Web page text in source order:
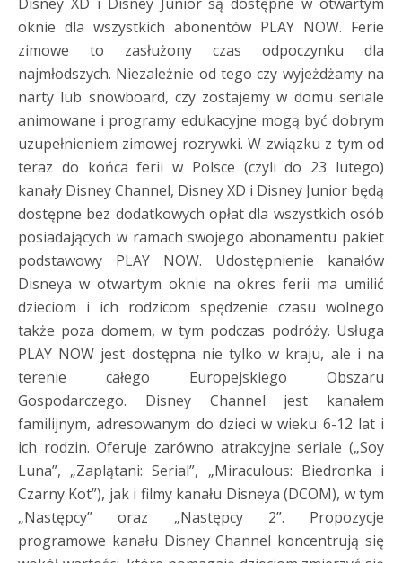
oknie dla wszystkich abonentów PLAY NOW. Ferie
zimowe to zasłużony czas odpoczynku dla
najmłodszych. Niezależnie od tego czy wyjeżdżamy na
narty lub snowboard, czy zostajemy w domu seriale
animowane i programy edukacyjne mogą być dobrym
uzupełnieniem zimowej rozrywki. W związku z tym od
teraz do końca ferii w Polsce (czyli do 23 lutego)
kanały Disney Channel, Disney XD i Disney Junior będą
dostępne bez dodatkowych opłat dla wszystkich osób
posiadających w ramach swojego abonamentu pakiet
podstawowy PLAY NOW. Udostępnienie kanałów
Disneya w otwartym oknie na okres ferii ma umilić
dzieciom i ich rodzicom spędzenie czasu wolnego
także poza domem, w tym podczas podróży. Usługa
PLAY NOW jest dostępna nie tylko w kraju, ale i na
terenie całego Europejskiego Obszaru
Gospodarczego. Disney Channel jest kanałem
familijnym, adresowanym do dzieci w wieku 6-12 lat i
ich rodzin. Oferuje zarówno atrakcyjne seriale („Soy
Luna”, „Zaplątani: Serial”, „Miraculous: Biedronka i
Czarny Kot”), jak i filmy kanału Disneya (DCOM), w tym
„Następcy” oraz „Następcy 2”. Propozycje
programowe kanału Disney Channel koncentrują się